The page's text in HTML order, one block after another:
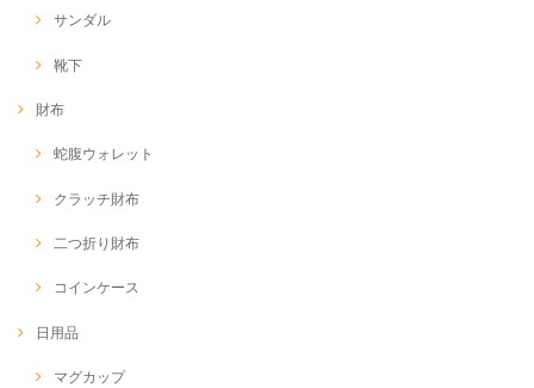
サンダル
靴下
財布
蛇腹ウォレット
クラッチ財布
二つ折り財布
コインケース
日用品
マグカップ